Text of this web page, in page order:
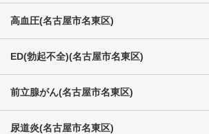
高血圧(名古屋市名東区)
ED(勃起不全)(名古屋市名東区)
前立腺がん(名古屋市名東区)
尿道炎(名古屋市名東区)